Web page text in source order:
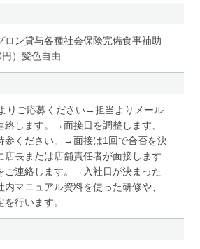
ロン貸与各種社会保険完備食事補助
円）髪色自由
りご応募ください→担当よりメール
絡します。→面接日を調整します、
参ください。→面接は1回で合否を決
店長または店舗責任者が面接します
ご連絡します。→入社日が決まった
マニュアル資料を使った研修や、
行います。